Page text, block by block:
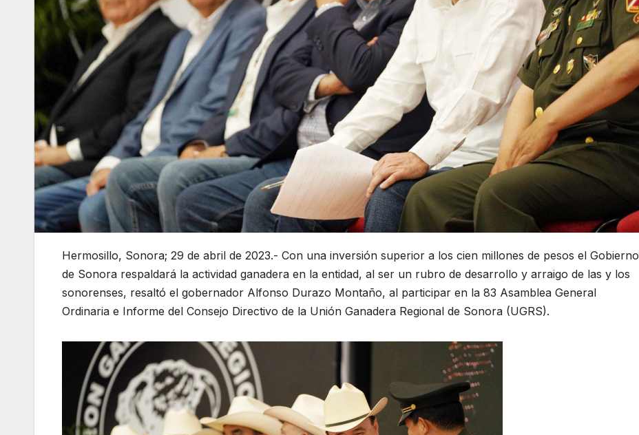
Hermosillo, Sonora; 29 de abril de 2023.- Con una inversión superior a los cien millones de pesos el Gobierno
de Sonora respaldará la actividad ganadera en la entidad, al ser un rubro de desarrollo y arraigo de las y los
sonorenses, resaltó el gobernador Alfonso Durazo Montaño, al participar en la 83 Asamblea General
Ordinaria e Informe del Consejo Directivo de la Unión Ganadera Regional de Sonora (UGRS).